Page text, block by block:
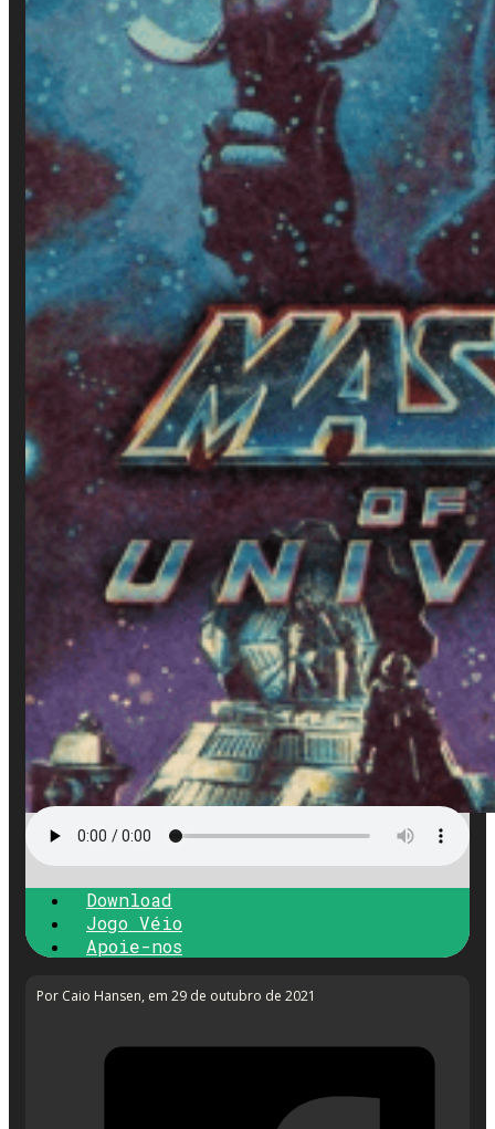
Download
Jogo Véio
Apoie-nos
Por Caio Hansen, em 29 de outubro de 2021